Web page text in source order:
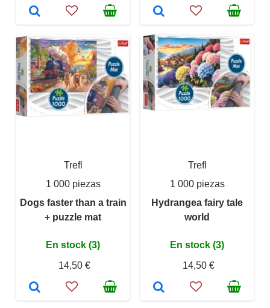
Trefl
1 000 piezas
Dogs faster than a train
+ puzzle mat
En stock (3)
14,50 €
Trefl
1 000 piezas
Hydrangea fairy tale
world
En stock (3)
14,50 €